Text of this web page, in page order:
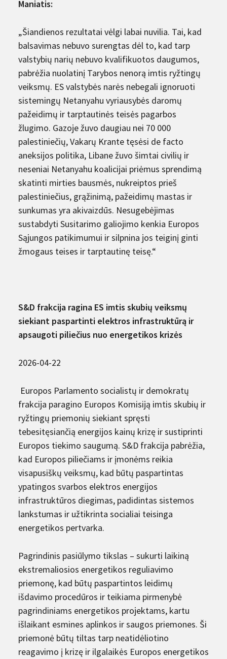
Maniatis:
„Šiandienos rezultatai vėlgi labai nuvilia. Tai, kad
balsavimas nebuvo surengtas dėl to, kad tarp
valstybių narių nebuvo kvalifikuotos daugumos,
pabrėžia nuolatinį Tarybos nenorą imtis ryžtingų
veiksmų. ES valstybės narės nebegali ignoruoti
sistemingų Netanyahu vyriausybės daromų
pažeidimų ir tarptautinės teisės pagarbos
žlugimo. Gazoje žuvo daugiau nei 70 000
palestiniečių, Vakarų Krante tęsėsi de facto
aneksijos politika, Libane žuvo šimtai civilių ir
neseniai Netanyahu koalicijai priėmus sprendimą
skatinti mirties bausmės, nukreiptos prieš
palestiniečius, grąžinimą, pažeidimų mastas ir
sunkumas yra akivaizdūs. Nesugebėjimas
sustabdyti Susitarimo galiojimo kenkia Europos
Sąjungos patikimumui ir silpnina jos teiginį ginti
žmogaus teises ir tarptautinę teisę.“
S&D frakcija ragina ES imtis skubių veiksmų
siekiant paspartinti elektros infrastruktūrą ir
apsaugoti piliečius nuo energetikos krizės
2026-04-22
Europos Parlamento socialistų ir demokratų
frakcija paragino Europos Komisiją imtis skubių ir
ryžtingų priemonių siekiant spręsti
tebesitęsiančią energijos kainų krizę ir sustiprinti
Europos tiekimo saugumą. S&D frakcija pabrėžia,
kad Europos piliečiams ir įmonėms reikia
visapusiškų veiksmų, kad būtų paspartintas
ypatingos svarbos elektros energijos
infrastruktūros diegimas, padidintas sistemos
lankstumas ir užtikrinta socialiai teisinga
energetikos pertvarka.
Pagrindinis pasiūlymo tikslas – sukurti laikiną
ekstremaliosios energetikos reguliavimo
priemonę, kad būtų paspartintos leidimų
išdavimo procedūros ir teikiama pirmenybė
pagrindiniams energetikos projektams, kartu
išlaikant esmines aplinkos ir saugos priemones. Ši
priemonė būtų tiltas tarp neatidėliotino
reagavimo į krizę ir ilgalaikės Europos energetikos